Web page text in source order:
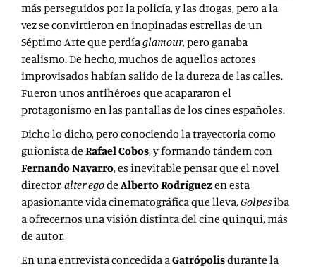
más perseguidos por la policía, y las drogas, pero a la
vez se convirtieron en inopinadas estrellas de un
Séptimo Arte que perdíaglamour, pero ganaba
realismo. De hecho, muchos de aquellos actores
improvisados habían salido de la dureza de las calles.
Fueron unos antihéroes que acapararon el
protagonismo en las pantallas de los cines españoles.
Dicho lo dicho, pero conociendo la trayectoria como
guionista de Rafael Cobos, y formando tándem con
Fernando Navarro, es inevitable pensar que el novel
director,alter egodeAlberto Rodríguezen esta
apasionante vida cinematográfica que lleva,Golpesiba
a ofrecernos una visión distinta del cine quinqui, más
de autor.
En una entrevista concedida aGatrópolisdurante la